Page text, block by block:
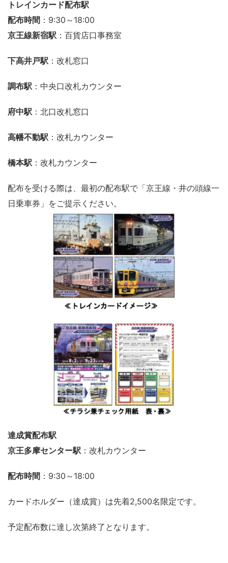
トレインカード配布駅
配布時間 ：9:30～18:00
京王線新宿駅 ：百貨店口事務室
下高井戸駅 ：改札窓口
調布駅 ：中央口改札カウンター
府中駅 ：北口改札窓口
高幡不動駅 ：改札カウンター
橋本駅 ：改札カウンター
配布を受ける際は、最初の配布駅で「京王線・井の頭線一
日乗車券」をご提示ください。
達成賞配布駅
京王多摩センター駅 ：改札カウンター
配布時間 ：9:30～18:00
カードホルダー（達成賞）は先着2,500名限定です。
予定配布数に達し次第終了となります。